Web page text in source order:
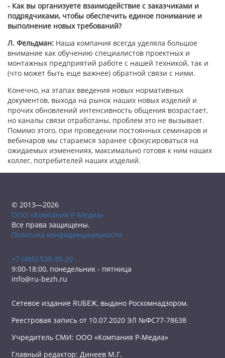
- Как вы организуете взаимодействие с заказчиками и
подрядчиками, чтобы обеспечить единое понимание и
выполнение новых требований?
Л. Фельдман: Наша компания всегда уделяла большое
внимание как обучению специалистов проектных и
монтажных предприятий работе с нашей техникой, так и
(что может быть еще важнее) обратной связи с ними.
Конечно, на этапах введения новых нормативных
документов, выхода на рынок наших новых изделий и
прочих обновлений интенсивность общения возрастает,
но каналы связи отработаны, проблем это не вызывает.
Помимо этого, при проведении постоянных семинаров и
вебинаров мы стараемся заранее сфокусироваться на
ожидаемых изменениях, максимально готовя к ним наших
коллег, потребителей наших изделий.
© 2013—2026
ООО «Компания Р-Медиа»
Все права защищены.
Политика конфиденциальности
+7 (495) 539-30-20
9:00-18:00, понедельник - пятница
info@ru-bezh.ru
Сетевое издание RUБЕЖ, выдано Роскомнадзором.
Реестровая запись от 10.07.2020 ЭЛ №ФС77-78638
Учредитель СМИ: ООО «Компания Р-Медиа»
Главный редактор: Динеев М.Г.